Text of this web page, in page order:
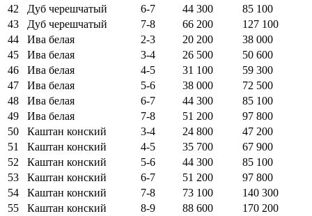
42
Дуб черешчатый 6-7 44 300
85 100
43
Дуб черешчатый 7-8 66 200
127 100
44
Ива белая 2-3 20 200
38 000
45
Ива белая 3-4 26 500
50 600
46
Ива белая 4-5 31 100
59 300
47
Ива белая 5-6 38 000
72 500
48
Ива белая 6-7 44 300
85 100
49
Ива белая 7-8 51 200
97 800
50
Каштан конский 3-4 24 800
47 200
51
Каштан конский 4-5 35 700
67 900
52
Каштан конский 5-6 44 300
85 100
53
Каштан конский 6-7 51 200
97 800
54
Каштан конский 7-8 73 100
140 300
55
Каштан конский 8-9 88 600
170 200